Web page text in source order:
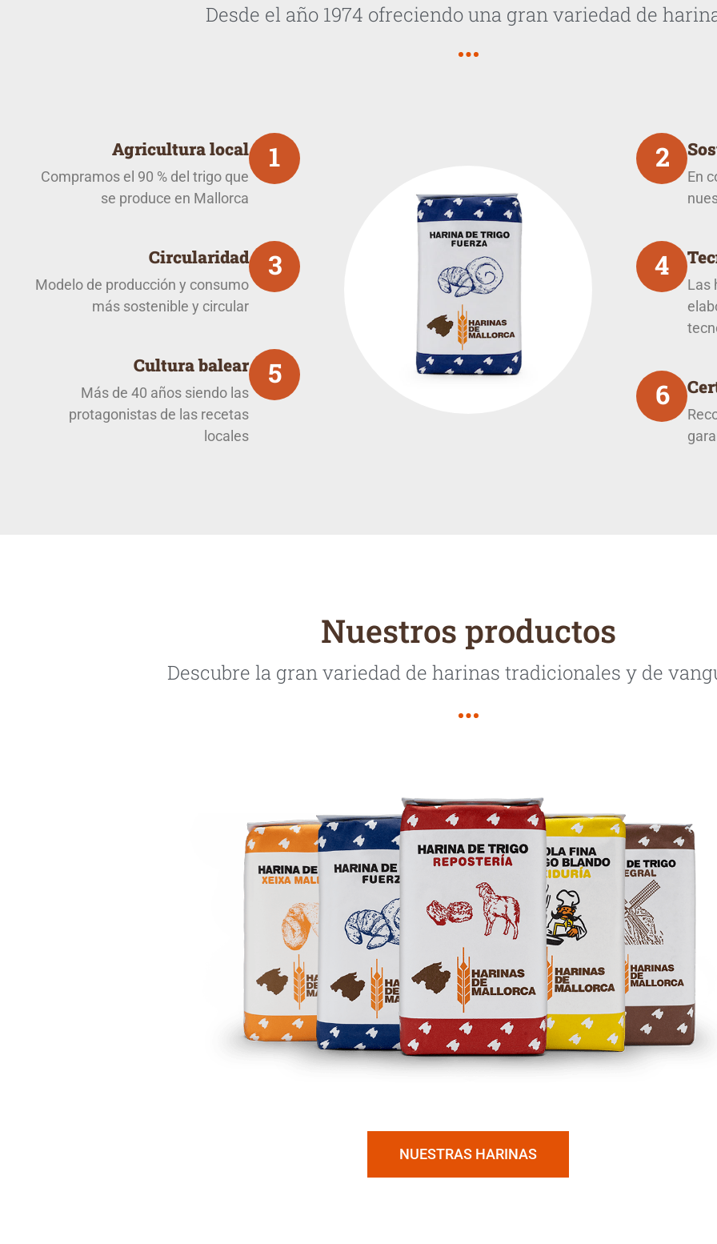
Desde el año 1974 ofreciendo una gran variedad de
1
Agricultura local
Compramos el 90 % del trigo que
se produce en Mallorca
3
Circularidad
Modelo de producción y consumo
más sostenible y circular
5
Cultura balear
Más de 40 años siendo las
protagonistas de las recetas
locales
2
En
4
Las
6
Nuestros productos
Descubre la gran variedad de harinas tradicionales y de
NUESTRAS HARINAS